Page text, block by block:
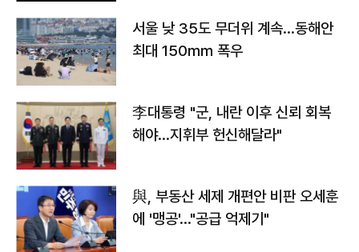
서울 낮 35도 무더위 계속…동해안
최대 150㎜ 폭우
李대통령 "군, 내란 이후 신뢰 회복
해야…지휘부 헌신해달라"
與, 부동산 세제 개편안 비판 오세훈
에 '맹공'…"공급 억제기"